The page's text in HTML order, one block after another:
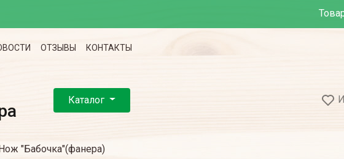
ОТЗЫВЫ КОНТАКТЫ
Каталог
"Бабочка"(фанера)